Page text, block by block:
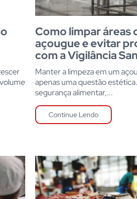
Como limpar áreas
açougue e evitar
com a Vigilância
Manter a limpeza em um
apenas uma questão
segurança alimentar,...
Continue Lendo